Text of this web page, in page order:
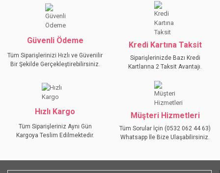
Güvenli Ödeme
Tüm Siparişlerinizi Hızlı ve Güvenilir
Bir Şekilde Gerçekleştirebilirsiniz.
Kredi Kartına Taksit
Siparişlerinizde Bazı Kredi
Kartlarına 2 Taksit Avantajı.
Hızlı Kargo
Tüm Siparişleriniz Aynı Gün
Kargoya Teslim Edilmektedir.
Müşteri Hizmetleri
Tüm Sorular İçin (0532 062 44 63)
Whatsapp İle Bize Ulaşabilirsiniz.